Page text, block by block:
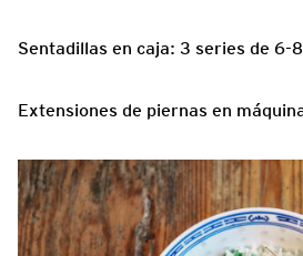
Sentadillas en caja: 3 series de 6-8
Extensiones de piernas en